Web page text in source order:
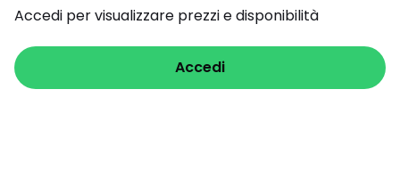
Accedi per visualizzare prezzi e disponibilità
Accedi